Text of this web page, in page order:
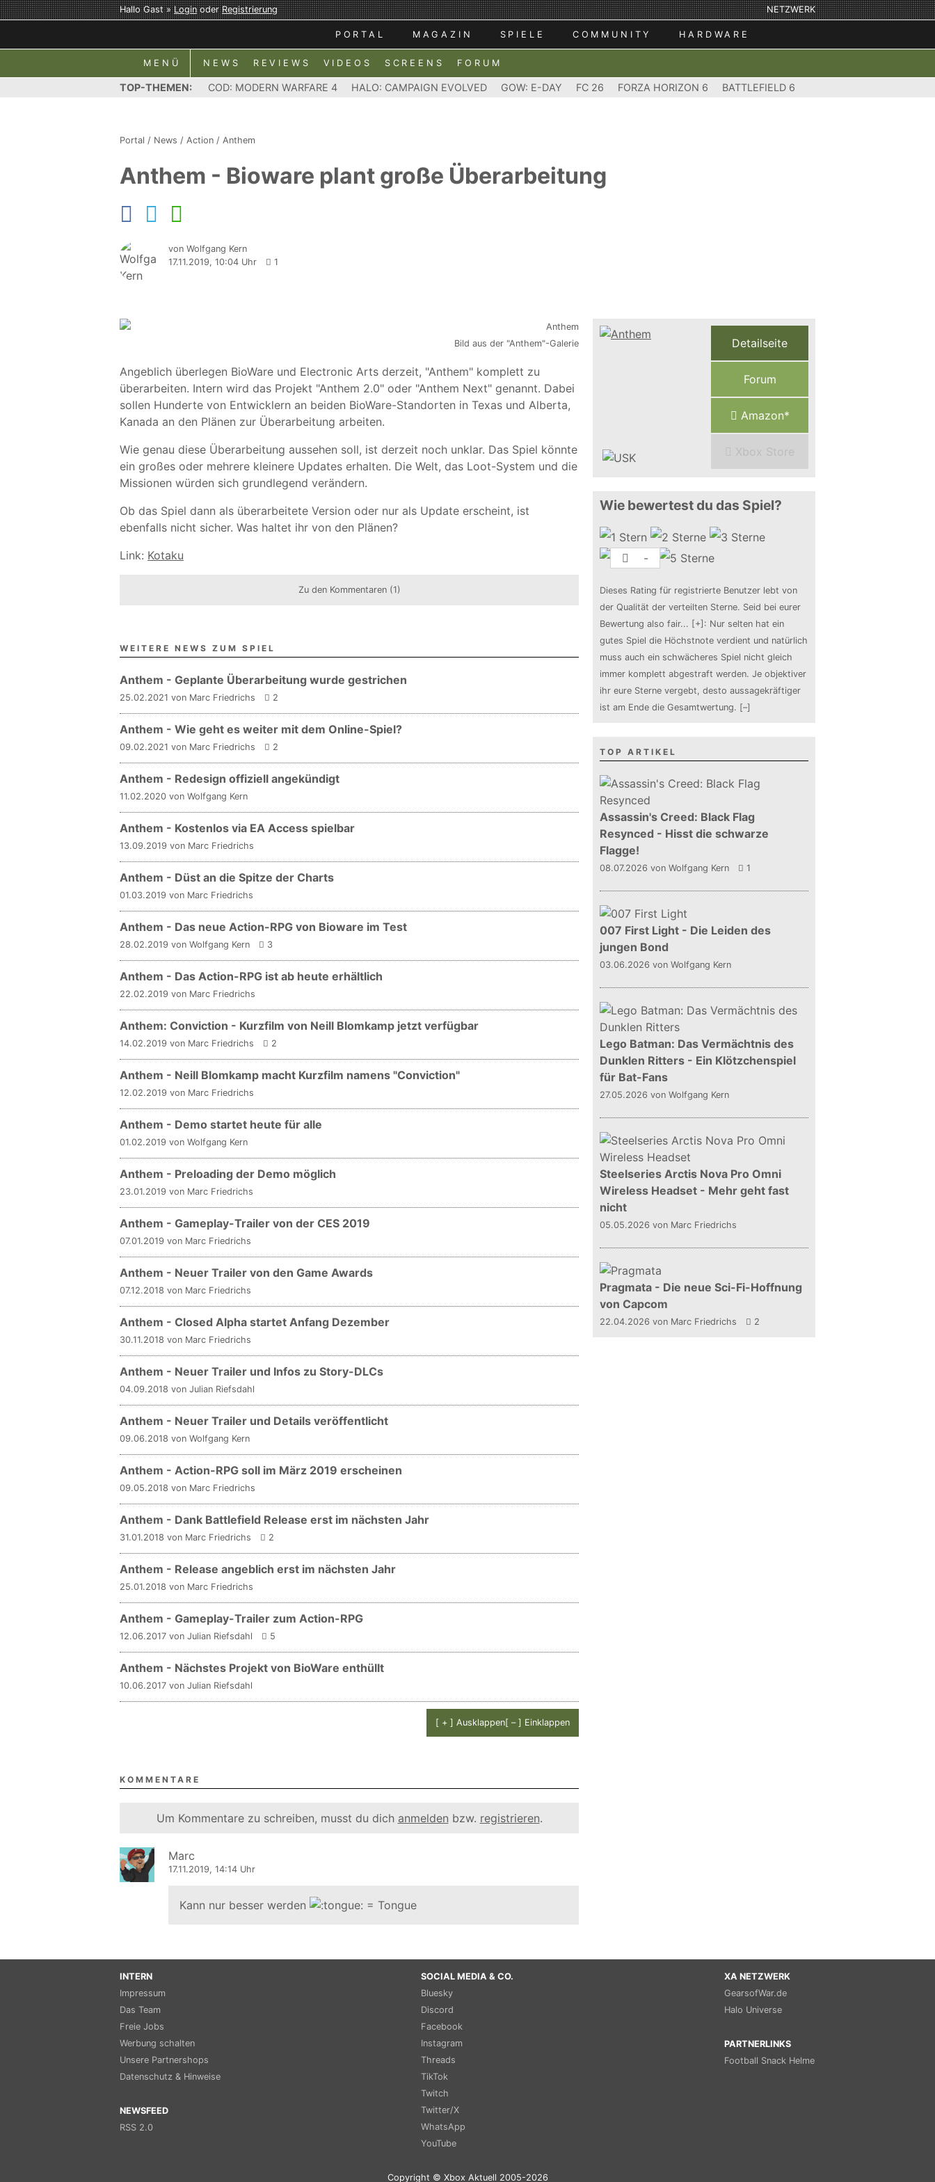
Hallo Gast »LoginoderRegistrierung NETZWERK
PORTAL MAGAZIN SPIELE COMMUNITY HARDWARE
MENÜ NEWS REVIEWS VIDEOS SCREENS FORUM
TOP-THEMEN: COD: MODERN WARFARE 4 HALO: CAMPAIGN EVOLVED GOW: E-DAY FC 26 FORZA HORIZON 6 BATTLEFIELD 6
Portal / News / Action / Anthem
Anthem - Bioware plant große Überarbeitung
von Wolfgang Kern
17.11.2019, 10:04 Uhr
1
Bild aus der "Anthem"-Galerie
Angeblich überlegen BioWare und Electronic Arts derzeit, "Anthem" komplett zu
überarbeiten. Intern wird das Projekt "Anthem 2.0" oder "Anthem Next" genannt. Dabei
sollen Hunderte von Entwicklern an beiden BioWare-Standorten in Texas und Alberta,
Kanada an den Plänen zur Überarbeitung arbeiten.
Wie genau diese Überarbeitung aussehen soll, ist derzeit noch unklar. Das Spiel könnte
ein großes oder mehrere kleinere Updates erhalten. Die Welt, das Loot-System und die
Missionen würden sich grundlegend verändern.
Ob das Spiel dann als überarbeitete Version oder nur als Update erscheint, ist
ebenfalls nicht sicher. Was haltet ihr von den Plänen?
Link: Kotaku
Zu den Kommentaren (1)
WEITERE NEWS ZUM SPIEL
Anthem - Geplante Überarbeitung wurde gestrichen
25.02.2021 von Marc Friedrichs 2
Anthem - Wie geht es weiter mit dem Online-Spiel?
09.02.2021 von Marc Friedrichs 2
Anthem - Redesign offiziell angekündigt
11.02.2020 von Wolfgang Kern
Anthem - Kostenlos via EA Access spielbar
13.09.2019 von Marc Friedrichs
Anthem - Düst an die Spitze der Charts
01.03.2019 von Marc Friedrichs
Anthem - Das neue Action-RPG von Bioware im Test
28.02.2019 von Wolfgang Kern 3
Anthem - Das Action-RPG ist ab heute erhältlich
22.02.2019 von Marc Friedrichs
Anthem: Conviction - Kurzfilm von Neill Blomkamp jetzt verfügbar
14.02.2019 von Marc Friedrichs 2
Anthem - Neill Blomkamp macht Kurzfilm namens "Conviction"
12.02.2019 von Marc Friedrichs
Anthem - Demo startet heute für alle
01.02.2019 von Wolfgang Kern
Anthem - Preloading der Demo möglich
23.01.2019 von Marc Friedrichs
Anthem - Gameplay-Trailer von der CES 2019
07.01.2019 von Marc Friedrichs
Anthem - Neuer Trailer von den Game Awards
07.12.2018 von Marc Friedrichs
Anthem - Closed Alpha startet Anfang Dezember
30.11.2018 von Marc Friedrichs
Anthem - Neuer Trailer und Infos zu Story-DLCs
04.09.2018 von Julian Riefsdahl
Anthem - Neuer Trailer und Details veröffentlicht
09.06.2018 von Wolfgang Kern
Anthem - Action-RPG soll im März 2019 erscheinen
09.05.2018 von Marc Friedrichs
Anthem - Dank Battlefield Release erst im nächsten Jahr
31.01.2018 von Marc Friedrichs 2
Anthem - Release angeblich erst im nächsten Jahr
25.01.2018 von Marc Friedrichs
Anthem - Gameplay-Trailer zum Action-RPG
12.06.2017 von Julian Riefsdahl 5
Anthem - Nächstes Projekt von BioWare enthüllt
10.06.2017 von Julian Riefsdahl
[ + ] Ausklappen[ – ] Einklappen
KOMMENTARE
Um Kommentare zu schreiben, musst du dich anmelden bzw. registrieren.
Marc
17.11.2019, 14:14 Uhr
Kann nur besser werden
Detailseite
Forum
Amazon*
Xbox Store
Wie bewertest du das Spiel?
-
Dieses Rating für registrierte Benutzer lebt von
der Qualität der verteilten Sterne. Seid bei eurer
Bewertung also fair... [+] : Nur selten hat ein
gutes Spiel die Höchstnote verdient und natürlich
muss auch ein schwächeres Spiel nicht gleich
immer komplett abgestraft werden. Je objektiver
ihr eure Sterne vergebt, desto aussagekräftiger
ist am Ende die Gesamtwertung. [–]
TOP ARTIKEL
Assassin's Creed: Black Flag
Resynced - Hisst die schwarze
Flagge!
08.07.2026 von Wolfgang Kern 1
007 First Light - Die Leiden des
jungen Bond
03.06.2026 von Wolfgang Kern
Lego Batman: Das Vermächtnis des
Dunklen Ritters - Ein Klötzchenspiel
für Bat-Fans
27.05.2026 von Wolfgang Kern
Steelseries Arctis Nova Pro Omni
Wireless Headset - Mehr geht fast
nicht
05.05.2026 von Marc Friedrichs
Pragmata - Die neue Sci-Fi-Hoffnung
von Capcom
22.04.2026 von Marc Friedrichs 2
INTERN
Impressum
Das Team
Freie Jobs
Werbung schalten
Unsere Partnershops
Datenschutz & Hinweise
NEWSFEED
RSS 2.0
SOCIAL MEDIA & CO.
Bluesky
Discord
Facebook
Instagram
Threads
TikTok
Twitch
Twitter/X
WhatsApp
YouTube
XA NETZWERK
GearsofWar.de
Halo Universe
PARTNERLINKS
Football Snack Helme
Copyright © Xbox Aktuell 2005-2026